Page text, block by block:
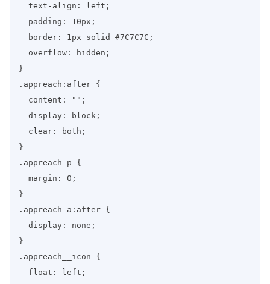
  text-align: left;
}
.appreach:after {
  display: block;
}
.appreach p {
  margin: 0;
}
.appreach a:after {
  display: none;
}
.appreach__icon {